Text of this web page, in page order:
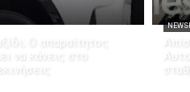
Ο απαραίτητος
να κάνεις στο